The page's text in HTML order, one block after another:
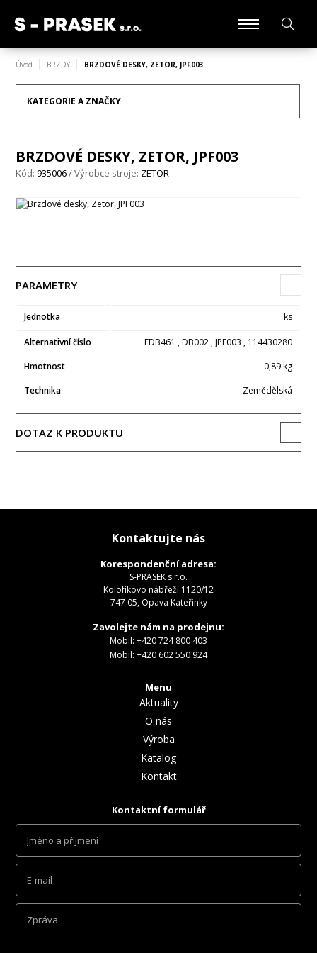
Úvod BRZDY BRZDOVÉ DESKY, ZETOR, JPF003
KATEGORIE A ZNAČKY
BRZDOVÉ DESKY, ZETOR, JPF003
Kód:935006/ Výrobce stroje: ZETOR
PARAMETRY
Jednotka ks
Alternativní číslo
FDB461 , DB002 , JPF003 , 114430280
Hmotnost
0,89 kg
Technika
Zemědělská
DOTAZ K PRODUKTU
Kontaktujte nás
Korespondenční adresa:
S-PRASEK s.r.o.
Kolofíkovo nábřeží 1120/12
747 05, Opava Kateřinky
Zavolejte nám na prodejnu:
Mobil: +420 724 800 403
Mobil: +420 602 550 924
Menu
Aktuality
O nás
Výroba
Katalog
Kontakt
Kontaktní formulář